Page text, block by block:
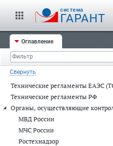
cистема
ГАРАНТ
Оглавление
Свернуть
Технические регламенты ЕАЭС
Технические регламенты РФ
Органы, осуществляющие
МВД России
МЧС России
Ростехнадзор